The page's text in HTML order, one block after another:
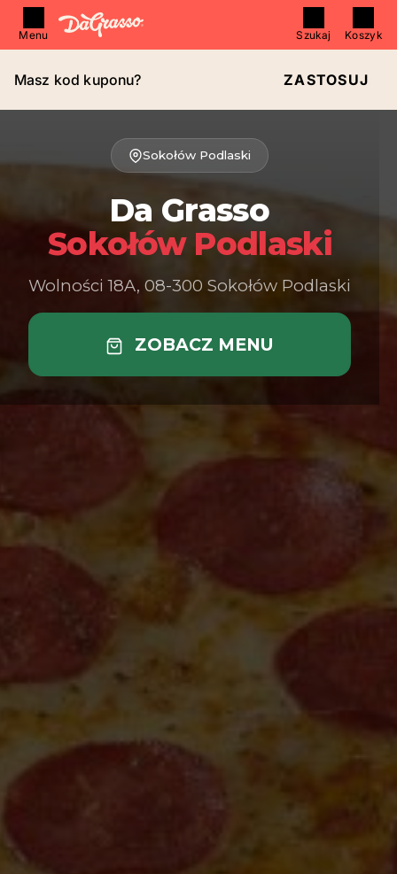
Menu Szukaj Koszyk
Masz kod kuponu? ZASTOSUJ
Sokołów Podlaski
Da Grasso
Sokołów Podlaski
Wolności 18A, 08-300 Sokołów Podlaski
ZOBACZ MENU